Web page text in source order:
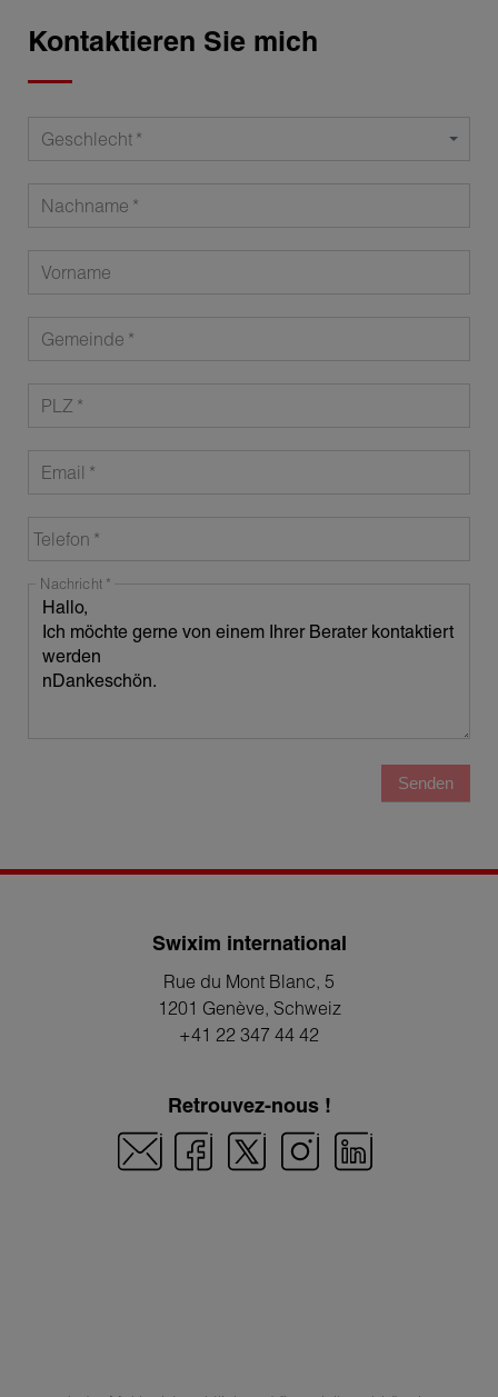
Kontaktieren Sie mich
Geschlecht
Nachname
Vorname
Gemeinde
PLZ
Email
Telefon
Nachricht
Senden
Swixim international
Rue du Mont Blanc, 5
1201 Genève, Schweiz
+41 22 347 44 42
Retrouvez-nous !